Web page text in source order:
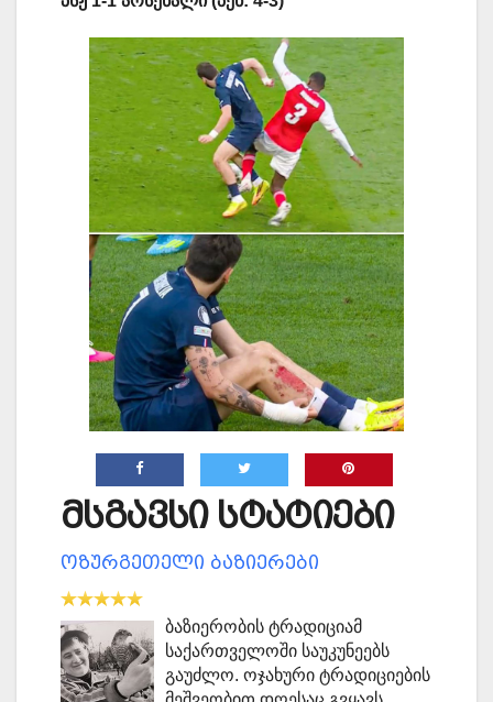
მსგავსი სტატიები
ოზურგეთელი ბაზიერები
ბაზიერობის ტრადიციამ
საქართველოში საუკუნეებს
გაუძლო. ოჯახური ტრადიციების